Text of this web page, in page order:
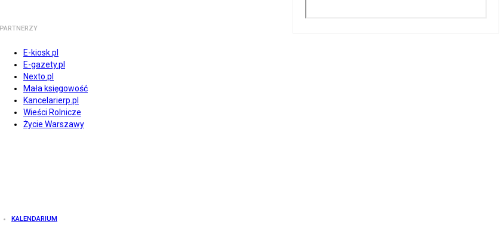
PARTNERZY
E-kiosk.pl
E-gazety.pl
Nexto.pl
Mała księgowość
Kancelarierp.pl
Wieści Rolnicze
Życie Warszawy
KALENDARIUM